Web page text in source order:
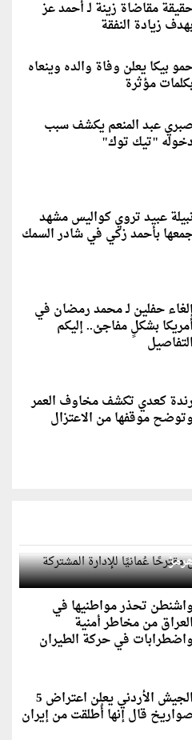
مقاضاة زينة لـ أحمد عز
زيادة النفقة
بيكا يعلن وفاة والده وينعاه
مؤثرة
صبري عبد المنعم يكشف سبب
دخوله "تيك توك"
عبيد تروي كواليس مشهد
بأحمد زكي في شادر السمك
حفلين لـ محمد رمضان في
أمريكا بشكلٍ مفاجئ.. إليكم
التفاصيل
رندة كعدي تكشف مخاوف العمر
وتوضح موقفها من الاعتزال
مقترحًا عُمانيًا للإدارة
واشنطن تحذر مواطنيها في
العراق من مخاطر أمنية
واضطرابات في حركة الطيران
الجيش الأردني يعلن اعتراض 5
صواريخ قال إنها أُطلقت من إيران